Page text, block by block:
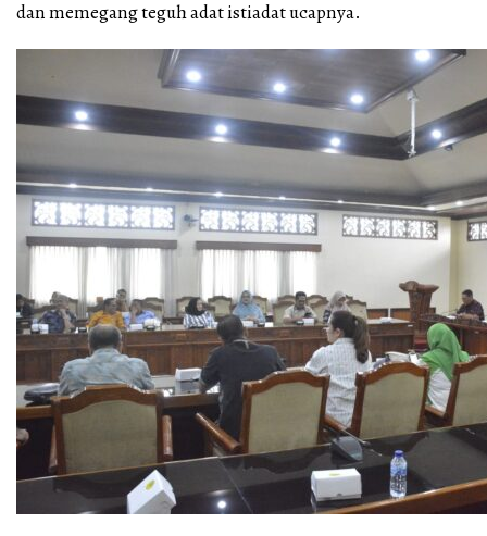
dan memegang teguh adat istiadat ucapnya.